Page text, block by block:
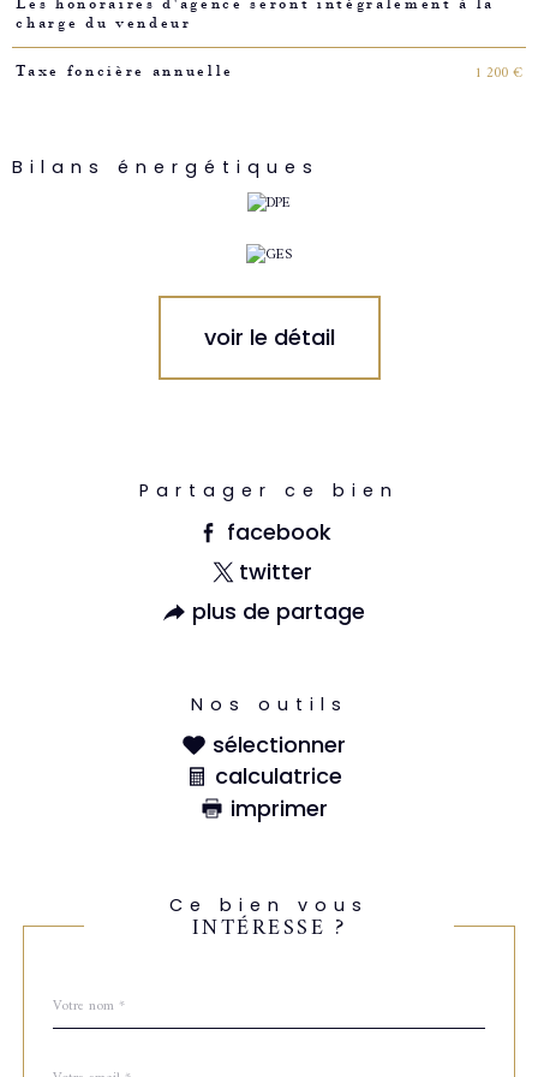
Les honoraires d'agence seront intégralement à la
charge du vendeur
Taxe foncière annuelle 1 200 €
Bilans énergétiques
voir le détail
Partager ce bien
facebook
twitter
plus de partage
Nos outils
sélectionner
calculatrice
imprimer
Ce bien vous
INTÉRESSE ?
par
*